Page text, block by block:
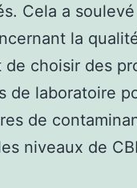
Cela a
la
de choisir des
de laboratoire
de
niveaux de